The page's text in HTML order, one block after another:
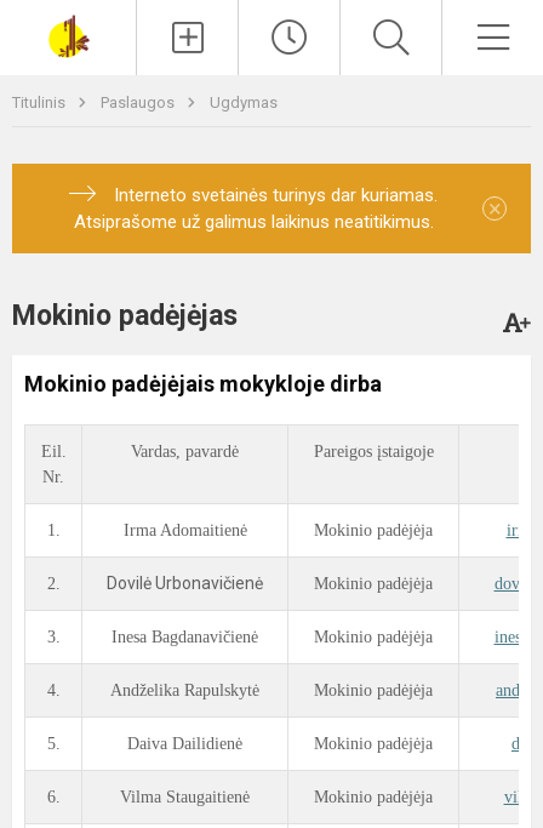
Titulinis Paslaugos Ugdymas
Interneto svetainės turinys dar kuriamas.
Atsiprašome už galimus laikinus neatitikimus.
×
Mokinio padėjėjas
Mokinio padėjėjais mokykloje dirba
Eil.
Nr.
Vardas, pavardė Pareigos įstaigoje
1. Irma Adomaitienė Mokinio padėjėja
2. Dovilė Urbonavičienė Mokinio padėjėja
3. Inesa Bagdanavičienė Mokinio padėjėja
4. Andželika Rapulskytė Mokinio padėjėja
5. Daiva Dailidienė Mokinio padėjėja
6. Vilma Staugaitienė Mokinio padėjėja